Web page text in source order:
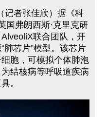
记者张佳欣）据《科
国弗朗西斯·克里克研
联合团队，开
肺芯片”模型。该芯片
胞，可模拟个体肺泡
结核病等呼吸道疾病
。